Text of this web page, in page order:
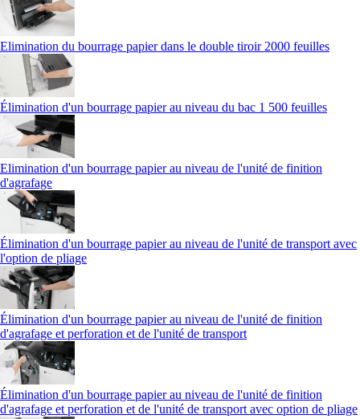
Elimination du bourrage papier dans le double tiroir 2000 feuilles
Élimination d'un bourrage papier au niveau du bac 1 500 feuilles
Elimination d'un bourrage papier au niveau de l'unité de finition
d'agrafage
Élimination d'un bourrage papier au niveau de l'unité de transport avec
l'option de pliage
Élimination d'un bourrage papier au niveau de l'unité de finition
d'agrafage et perforation et de l'unité de transport
Élimination d'un bourrage papier au niveau de l'unité de finition
d'agrafage et perforation et de l'unité de transport avec option de pliage